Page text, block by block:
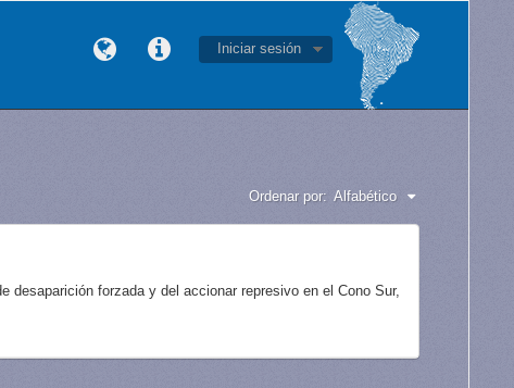
Iniciar sesión
Ordenar por: Alfabético
forzada y del accionar represivo en el Cono Sur,